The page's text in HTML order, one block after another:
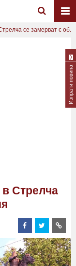
се замерват с об...
Стрелча
Изпрати новина